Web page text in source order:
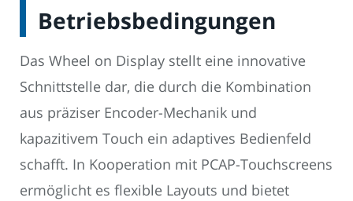
Betriebsbedingungen
Das Wheel on Display stellt eine innovative
Schnittstelle dar, die durch die Kombination
aus präziser Encoder-Mechanik und
kapazitivem Touch ein adaptives Bedienfeld
schafft. In Kooperation mit PCAP-Touchscreens
ermöglicht es flexible Layouts und bietet